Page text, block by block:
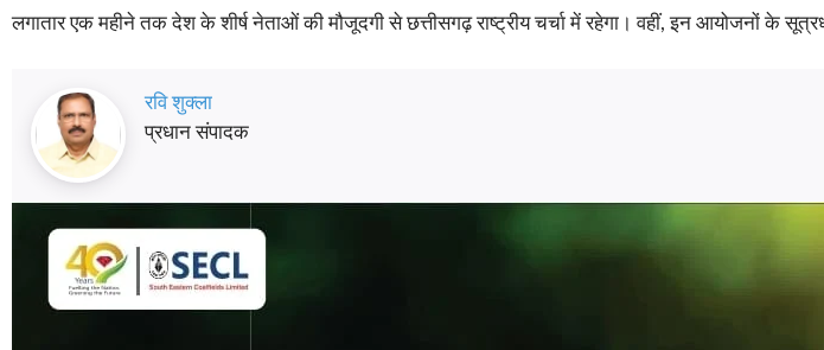
लगातार एक महीने तक देश के शीर्ष नेताओं की मौजूदगी से छत्तीसगढ़ राष्ट्रीय चर्चा में रहेगा। वहीं, इन आयोजनों के
रवि शुक्ला
प्रधान संपादक